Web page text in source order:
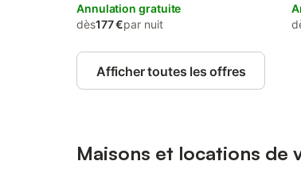
Annulation gratuite
dès177 €par nuit
Afficher toutes les offres
Maisons et locations de